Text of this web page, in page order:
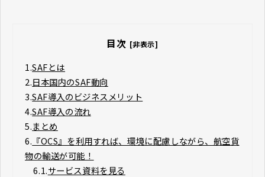
目次 [非表示]
1.SAFとは
2.日本国内のSAF動向
3.SAF導入のビジネスメリット
4.SAF導入の流れ
5.まとめ
6. 『OCS』を利用すれば、環境に配慮しながら、航空貨
物の輸送が可能！
6.1.サービス資料を見る